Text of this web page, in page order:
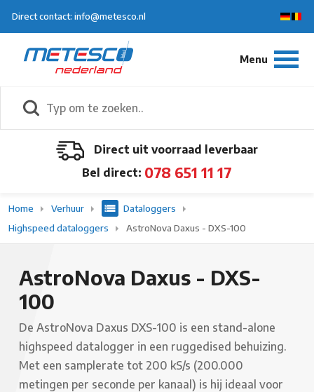
Direct contact: info@metesco.nl
Direct uit voorraad leverbaar
Bel direct: 078 651 11 17
Home Verhuur
Dataloggers
Highspeed dataloggers
AstroNova Daxus - DXS-100
AstroNova Daxus - DXS-
100
De AstroNova Daxus DXS-100 is een stand-alone
highspeed datalogger in een ruggedised behuizing.
Met een samplerate tot 200 kS/s (200.000
metingen per seconde per kanaal) is hij ideaal voor